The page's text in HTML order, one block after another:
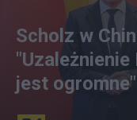
Scholz w
jest ogromne"